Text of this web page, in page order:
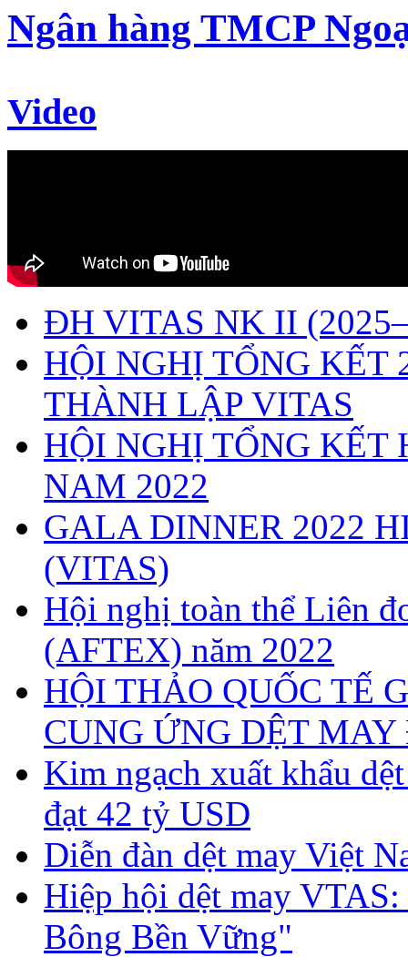
Ngân hàng TMCP
Video
ĐH VITAS NK II
HỘI NGHỊ TỔNG
THÀNH LẬP VITAS
HỘI NGHỊ TỔNG KẾT
NAM 2022
GALA DINNER 2022
(VITAS)
Hội nghị toàn thể Liên
(AFTEX) năm 2022
HỘI THẢO QUỐC TẾ
CUNG ỨNG DỆT
Kim ngạch xuất khẩu
đạt 42 tỷ USD
Diễn đàn dệt may Việt
Hiệp hội dệt may
Bông Bền Vững"